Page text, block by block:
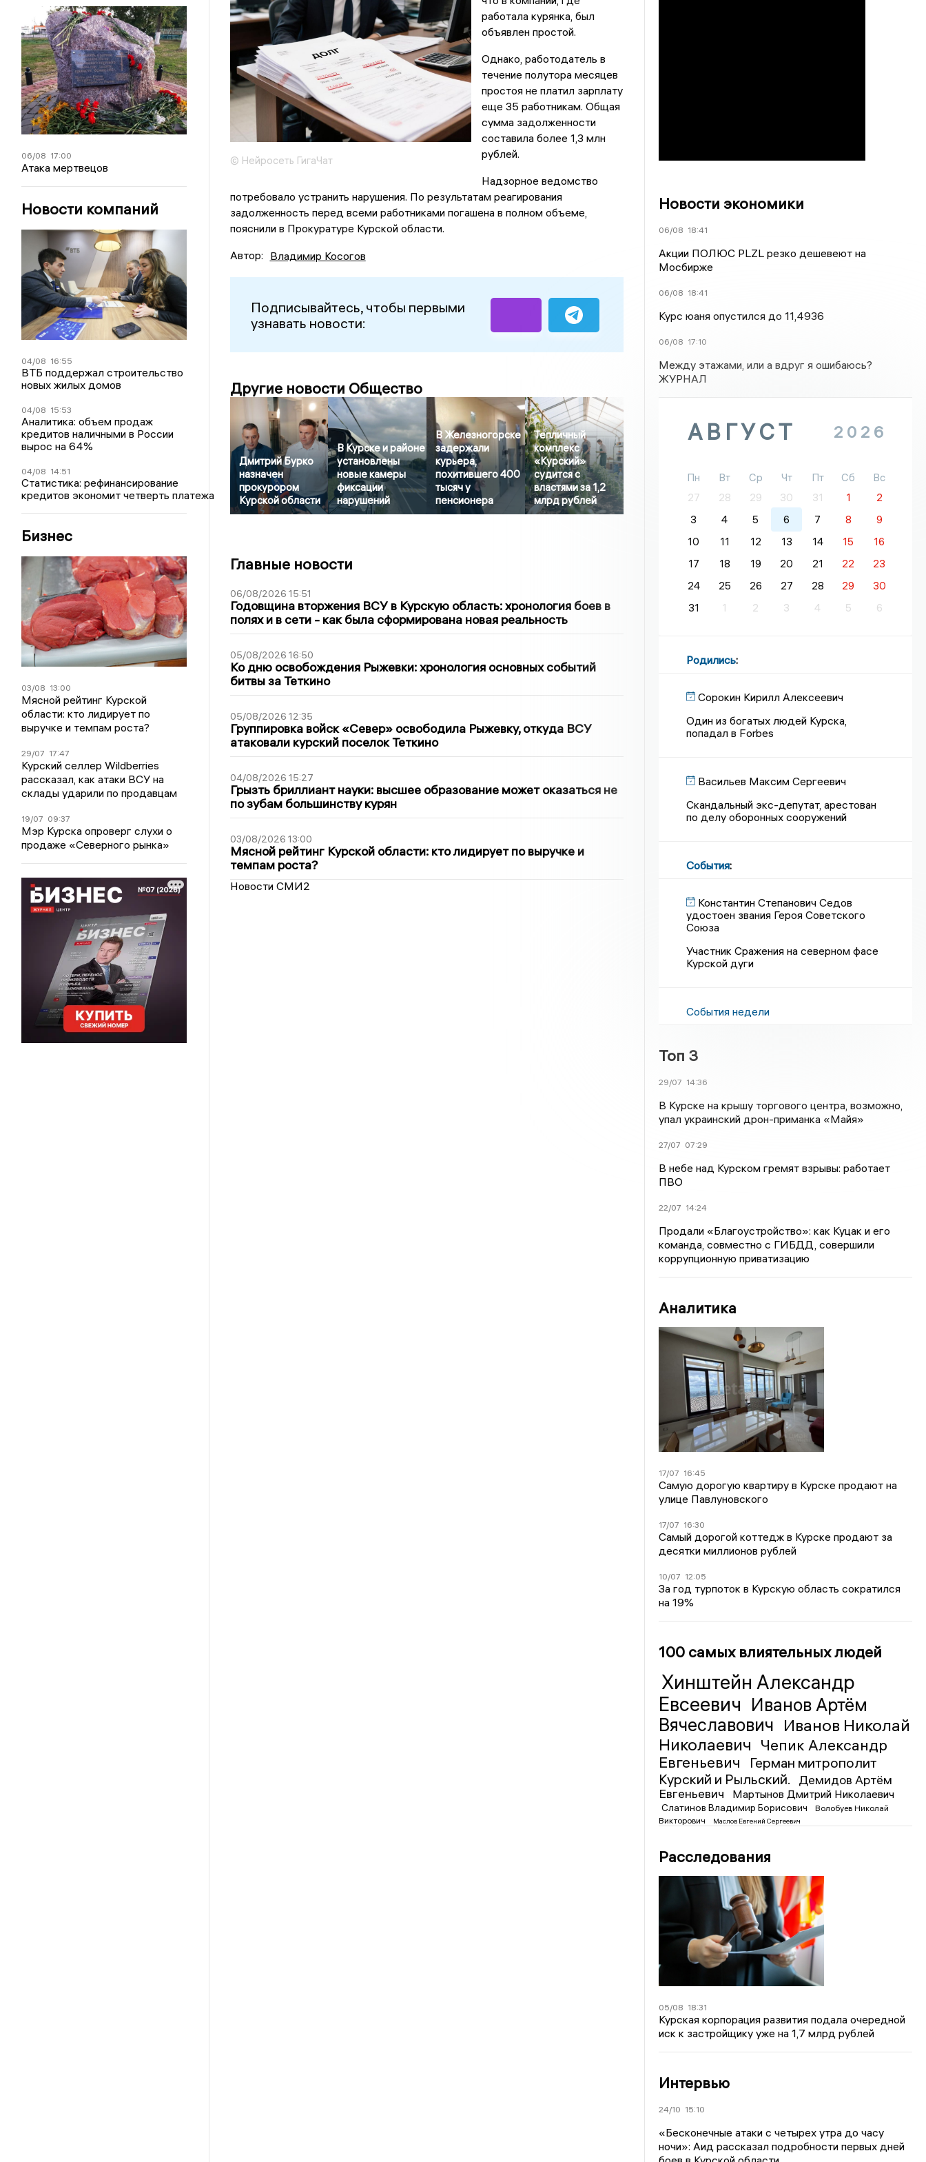
06/08 17:00
Атака мертвецов
Новости компаний
04/08 16:55
ВТБ поддержал строительство
новых жилых домов
04/08 15:53
Аналитика: объем продаж
кредитов наличными в России
вырос на 64%
04/08 14:51
Статистика: рефинансирование
кредитов экономит четверть платежа
Бизнес
03/08 13:00
Мясной рейтинг Курской
области: кто лидирует по
выручке и темпам роста?
29/07 17:47
Курский селлер Wildberries
рассказал, как атаки ВСУ на
склады ударили по продавцам
19/07 09:37
Мэр Курска опроверг слухи о
продаже «Северного рынка»
© Нейросеть ГигаЧат
работала курянка, был
объявлен простой.
Однако, работодатель в
течение полутора месяцев
простоя не платил зарплату
еще 35 работникам. Общая
сумма задолженности
составила более 1,3 млн
рублей.
Надзорное ведомство
потребовало устранить нарушения. По результатам реагирования
задолженность перед всеми работниками погашена в полном объеме,
пояснили в Прокуратуре Курской области.
Автор: Владимир Косогов
Подписывайтесь, чтобы первыми
узнавать новости:
Другие новости Общество
Дмитрий Бурко
назначен
прокурором
Курской области
В Курске и районе
установлены
новые камеры
фиксации
нарушений
В Железногорске
задержали
курьера,
похитившего 400
тысяч у
пенсионера
Тепличный
комплекс
«Курский»
судится с
властями за 1,2
млрд рублей
Главные новости
06/08/2026 15:51
Годовщина вторжения ВСУ в Курскую область: хронология боев в
полях и в сети - как была сформирована новая реальность
05/08/2026 16:50
Ко дню освобождения Рыжевки: хронология основных событий
битвы за Теткино
05/08/2026 12:35
Группировка войск «Север» освободила Рыжевку, откуда ВСУ
атаковали курский поселок Теткино
04/08/2026 15:27
Грызть бриллиант науки: высшее образование может оказаться не
по зубам большинству курян
03/08/2026 13:00
Мясной рейтинг Курской области: кто лидирует по выручке и
темпам роста?
Новости СМИ2
Новости экономики
06/08 18:41
Акции ПОЛЮС PLZL резко дешевеют на
Мосбирже
06/08 18:41
Курс юаня опустился до 11,4936
06/08 17:10
Между этажами, или а вдруг я ошибаюсь?
ЖУРНАЛ
АВГУСТ 2026
Пн Вт Ср Чт Пт Сб
Вс
27
28 29 30 31 1
2
3
4 5 6 7 8
9
10
11 12 13 14 15
16
17
18 19 20 21 22
23
24
25 26 27 28 29
30
31
1 2 3 4 5 6
Родились:
Сорокин Кирилл Алексеевич
Один из богатых людей Курска,
попадал в Forbes
Васильев Максим Сергеевич
Скандальный экс-депутат, арестован
по делу оборонных сооружений
События:
Константин Степанович Седов
удостоен звания Героя Советского
Союза
Участник Сражения на северном фасе
Курской дуги
События недели
Топ 3
29/07 14:36
В Курске на крышу торгового центра, возможно,
упал украинский дрон-приманка «Майя»
27/07 07:29
В небе над Курском гремят взрывы: работает
ПВО
22/07 14:24
Продали «Благоустройство»: как Куцак и его
команда, совместно с ГИБДД, совершили
коррупционную приватизацию
Аналитика
17/07 16:45
Самую дорогую квартиру в Курске продают на
улице Павлуновского
17/07 16:30
Самый дорогой коттедж в Курске продают за
десятки миллионов рублей
10/07 12:05
За год турпоток в Курскую область сократился
на 19%
100 самых влиятельных людей
Хинштейн Александр
Евсеевич Иванов Артём
Вячеславович Иванов Николай
Николаевич Чепик Александр
Евгеньевич
Герман митрополит
Курский и Рыльский.
Демидов Артём
Евгеньевич
Мартынов Дмитрий Николаевич
Слатинов Владимир Борисович
Волобуев Николай
Викторович
Маслов Евгений Сергеевич
Расследования
05/08 18:31
Курская корпорация развития подала очередной
иск к застройщику уже на 1,7 млрд рублей
Интервью
24/10 15:10
«Бесконечные атаки с четырех утра до часу
ночи»: Аид рассказал подробности первых дней